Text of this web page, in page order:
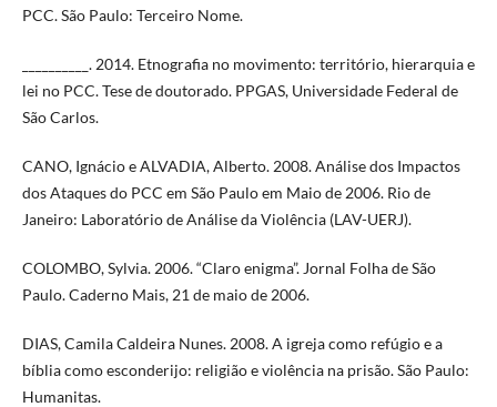
PCC. São Paulo: Terceiro Nome.
__________. 2014. Etnografia no movimento: território, hierarquia e
lei no PCC. Tese de doutorado. PPGAS, Universidade Federal de
São Carlos.
CANO, Ignácio e ALVADIA, Alberto. 2008. Análise dos Impactos
dos Ataques do PCC em São Paulo em Maio de 2006. Rio de
Janeiro: Laboratório de Análise da Violência (LAV-UERJ).
COLOMBO, Sylvia. 2006. “Claro enigma”. Jornal Folha de São
Paulo. Caderno Mais, 21 de maio de 2006.
DIAS, Camila Caldeira Nunes. 2008. A igreja como refúgio e a
bíblia como esconderijo: religião e violência na prisão. São Paulo:
Humanitas.